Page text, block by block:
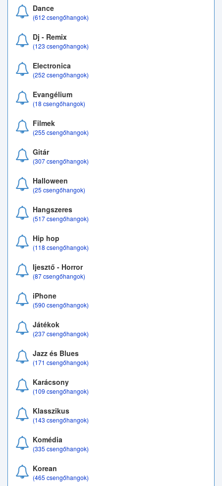
Dance
(612 csengőhangok)
Dj - Remix
(123 csengőhangok)
Electronica
(252 csengőhangok)
Evangélium
(18 csengőhangok)
Filmek
(255 csengőhangok)
Gitár
(307 csengőhangok)
Halloween
(25 csengőhangok)
Hangszeres
(517 csengőhangok)
Hip hop
(118 csengőhangok)
Ijesztő - Horror
(87 csengőhangok)
iPhone
(590 csengőhangok)
Játékok
(237 csengőhangok)
Jazz és Blues
(171 csengőhangok)
Karácsony
(109 csengőhangok)
Klasszikus
(143 csengőhangok)
Komédia
(335 csengőhangok)
Korean
(465 csengőhangok)